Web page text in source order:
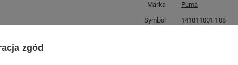
Marka Puma
Symbol 141011001 108
zgód